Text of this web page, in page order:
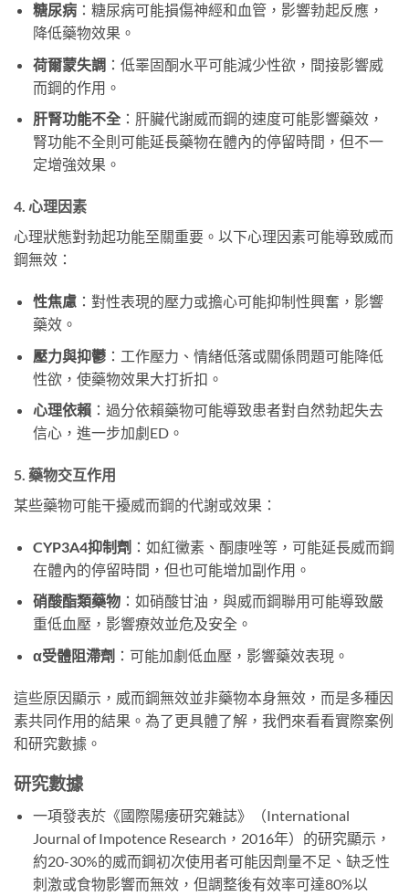
糖尿病：糖尿病可能損傷神經和血管，影響勃起反應，
降低藥物效果。
荷爾蒙失調：低睪固酮水平可能減少性欲，間接影響威
而鋼的作用。
肝腎功能不全：肝臟代謝威而鋼的速度可能影響藥效，
腎功能不全則可能延長藥物在體內的停留時間，但不一
定增強效果。
4. 心理因素
心理狀態對勃起功能至關重要。以下心理因素可能導致威而
鋼無效：
性焦慮：對性表現的壓力或擔心可能抑制性興奮，影響
藥效。
壓力與抑鬱：工作壓力、情緒低落或關係問題可能降低
性欲，使藥物效果大打折扣。
心理依賴：過分依賴藥物可能導致患者對自然勃起失去
信心，進一步加劇ED。
5. 藥物交互作用
某些藥物可能干擾威而鋼的代謝或效果：
CYP3A4抑制劑 ：如紅黴素、酮康唑等，可能延長威而鋼
在體內的停留時間，但也可能增加副作用。
硝酸酯類藥物：如硝酸甘油，與威而鋼聯用可能導致嚴
重低血壓，影響療效並危及安全。
α受體阻滯劑 ：可能加劇低血壓，影響藥效表現。
這些原因顯示，威而鋼無效並非藥物本身無效，而是多種因
素共同作用的結果。為了更具體了解，我們來看看實際案例
和研究數據。
研究數據
一項發表於《國際陽痿研究雜誌》（International
Journal of Impotence Research，2016年）的研究顯示，
約20-30%的威而鋼初次使用者可能因劑量不足、缺乏性
刺激或食物影響而無效，但調整後有效率可達80%以